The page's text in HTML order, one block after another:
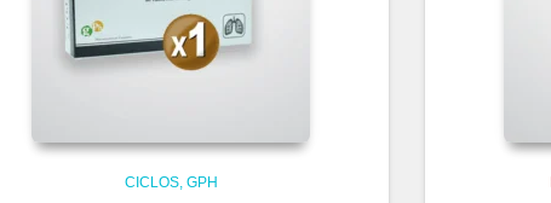
CICLOS GPH